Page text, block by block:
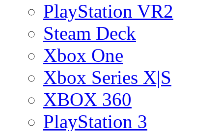
PlayStation VR2
Steam Deck
Xbox One
Xbox Series X|S
XBOX 360
PlayStation 3